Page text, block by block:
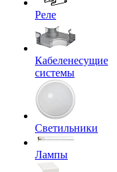
Реле
Кабеленесущие
системы
Светильники
Лампы